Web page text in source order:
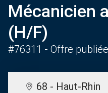
Mécanicien
(H/F)
#76311 - Offre
68 - Haut-Rhin